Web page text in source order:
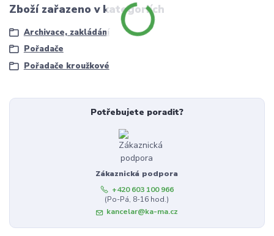
Zboží zařazeno v kategoriích
Archivace, zakládání
Pořadače
Pořadače kroužkové
Potřebujete poradit?
Zákaznická podpora
+420 603 100 966
(Po-Pá, 8-16 hod.)
kancelar@ka-ma.cz